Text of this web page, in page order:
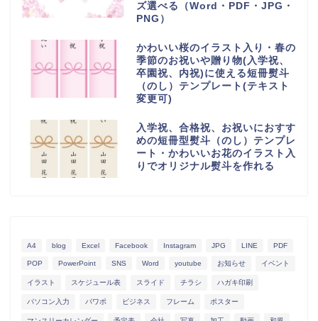
ズ選べる（Word・PDF・JPG・
PNG）
かわいい桜のイラスト入り・春の
季節のお祝いや贈り物(入学祝、
卒園祝、内祝)に使える短冊熨斗
（のし）テンプレート(テキスト
変更可)
入学祝、合格祝、お祝いにおすす
めの短冊型熨斗（のし）テンプレ
ート・かわいいお花のイラスト入
りでオリジナル熨斗を作れる
A4 blog Excel Facebook Instagram JPG LINE PDF
POP PowerPoint SNS Word youtube お知らせ イベント
イラスト スケジュール表 スライド チラシ ハガキ印刷
パソコン入力 パワポ ビジネス フレーム ポスター